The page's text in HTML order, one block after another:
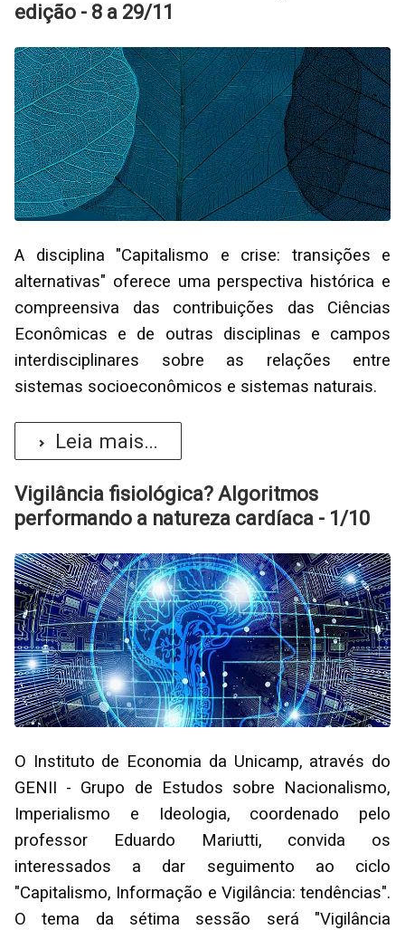
edição - 8 a 29/11
A disciplina "Capitalismo e crise: transições e
alternativas" oferece uma perspectiva histórica e
compreensiva das contribuições das Ciências
Econômicas e de outras disciplinas e campos
interdisciplinares sobre as relações entre
sistemas socioeconômicos e sistemas naturais.
Leia mais...
Vigilância fisiológica? Algoritmos
performando a natureza cardíaca - 1/10
O Instituto de Economia da Unicamp, através do
GENII - Grupo de Estudos sobre Nacionalismo,
Imperialismo e Ideologia, coordenado pelo
professor Eduardo Mariutti, convida os
interessados a dar seguimento ao ciclo
"Capitalismo, Informação e Vigilância: tendências".
O tema da sétima sessão será "Vigilância